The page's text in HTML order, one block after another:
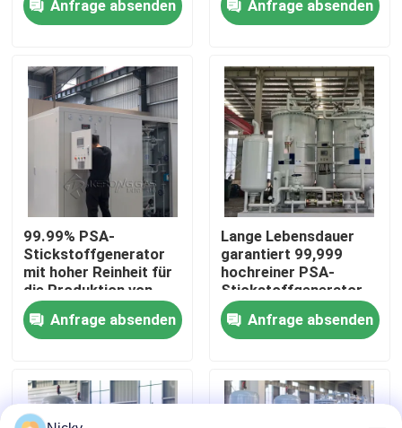
Über uns
Werksbesichtigung
Qualitätskontrolle
Kontakt mit uns
Neuigkeiten
Bitte um ein Angebot
Hoher Reinheitsgrad-Stickstoff-Generator
Anfrage absenden
Anfrage absenden
99.99% PSA-
Stickstoffgenerator
mit hoher Reinheit für
die Produktion von
Klimaanlagen
Anfrage absenden
Lange Lebensdauer
garantiert 99,999
hochreiner PSA-
Stickstoffgenerator
Anfrage absenden